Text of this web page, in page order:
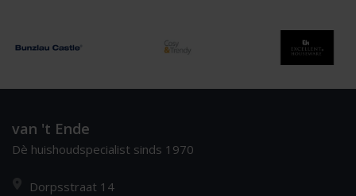
van 't Ende
Dè huishoudspecialist sinds 1970
Dorpsstraat 14